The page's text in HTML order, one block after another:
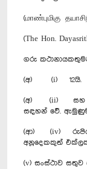
(மாண்புமிகு
(The Hon.
ගරු
(අ) (i)
(අ) (ii) සහ (ආ)
සඳහන් වේ.
(ආ) (iv) රුපියල්
අනූදෙකකුත්
(v) සංස්ථාව